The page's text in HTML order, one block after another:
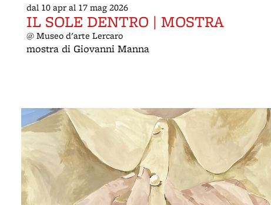
dal 10 apr al 17 mag 2026
IL SOLE DENTRO | MOSTRA
@ Museo d'arte Lercaro
mostra di Giovanni Manna